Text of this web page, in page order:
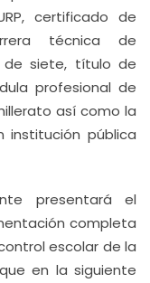
certificado de
técnica de
de siete, título de
profesional de
así como la
pública
presentará el
completa
escolar de la
en la siguiente